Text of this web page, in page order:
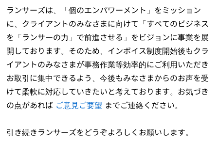
ランサーズは、「個のエンパワーメント」をミッション
に、クライアントのみなさまに向けて「すべてのビジネス
を「ランサーの力」で前進させる」をビジョンに事業を展
開しております。そのため、インボイス制度開始後もクラ
イアントのみなさまが事務作業等効率的にご利用いただき
お取引に集中できるよう、今後もみなさまからのお声を受
けて柔軟に対応していきたいと考えております。お気づき
の点があれば ご意見ご要望 までご連絡ください。
引き続きランサーズをどうぞよろしくお願いします。